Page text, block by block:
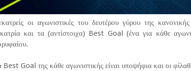
οι αγωνιστικές του δευτέρου γύρου της
και τα (αντίστοιχα) Best Goal (ένα για κάθε
Best Goal της κάθε αγωνιστικής είναι υποψήφια και οι